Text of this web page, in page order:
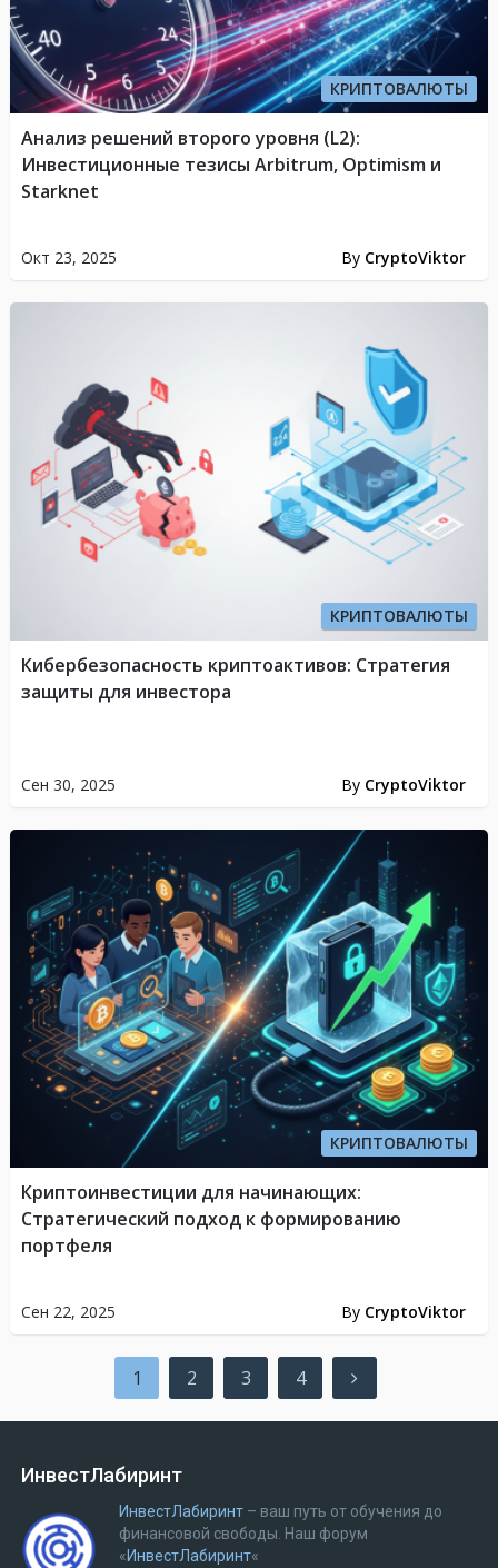
КРИПТОВАЛЮТЫ
Окт 23, 2025 By CryptoViktor
Анализ решений второго уровня (L2):
Инвестиционные тезисы Arbitrum, Optimism и
Starknet
КРИПТОВАЛЮТЫ
Сен 30, 2025 By CryptoViktor
Кибербезопасность криптоактивов: Стратегия
защиты для инвестора
КРИПТОВАЛЮТЫ
Сен 22, 2025 By CryptoViktor
Криптоинвестиции для начинающих:
Стратегический подход к формированию
портфеля
Пагинация
записей
1 2 3 4
ИнвестЛабиринт
ИнвестЛабиринт– ваш путь от обучения до
финансовой свободы. Наш форум
«ИнвестЛабиринт«